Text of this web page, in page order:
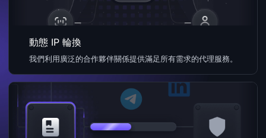
動態 IP 輪換
我們利用廣泛的合作夥伴關係提供滿足所有需求的代理服務。